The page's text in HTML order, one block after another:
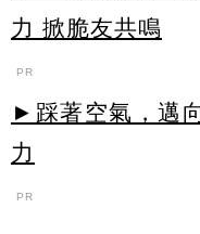
力 掀脆友共鳴
PR
►踩著空氣，邁
力
PR